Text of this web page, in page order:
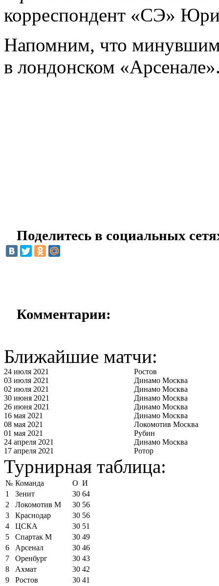
корреспондент «СЭ»
Напомним, что минувшим
в лондонском
Поделитесь в социальных
Комментарии:
Ближайшие матчи:
24 июля 2021
Ростов
03 июля 2021
Динамо Москва
02 июля 2021
Динамо Москва
30 июня 2021
Динамо Москва
26 июня 2021
Динамо Москва
16 мая 2021
Динамо Москва
08 мая 2021
Локомотив Москва
01 мая 2021
Рубин
24 апреля 2021
Динамо Москва
17 апреля 2021
Ротор
Турнирная таблица:
№ Команда О И
1
Зенит 30 64
2
Локомотив М 30 56
3
Краснодар 30 56
4
ЦСКА 30 51
5
Спартак М 30 49
6
Арсенал 30 46
7
Оренбург 30 43
8
Ахмат 30 42
9
Ростов 30 41